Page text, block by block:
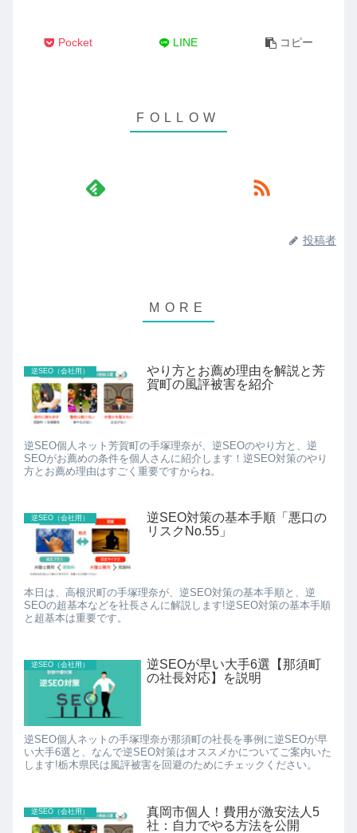
Pocket LINE コピー
投稿者
逆SEO（会社用）
やり方とお薦め理由を解説と芳
賀町の風評被害を紹介
逆SEO個人ネット芳賀町の手塚理奈が、逆SEOのやり方と、逆
SEOがお薦めの条件を個人さんに紹介します！逆SEO対策のやり
方とお薦め理由はすごく重要ですからね。
逆SEO（会社用）
逆SEO対策の基本手順「悪口の
リスクNo.55」
本日は、高根沢町の手塚理奈が、逆SEO対策の基本手順と、逆
SEOの超基本などを社長さんに解説します!逆SEO対策の基本手順
と超基本は重要です。
逆SEO（会社用）
逆SEOが早い大手6選【那須町
の社長対応】を説明
逆SEO個人ネットの手塚理奈が那須町の社長を事例に逆SEOが早
い大手6選と、なんで逆SEO対策はオススメかについてご案内いた
します!栃木県民は風評被害を回避のためにチェックください。
逆SEO（会社用）
真岡市個人！費用が激安法人5
社：自力でやる方法を公開